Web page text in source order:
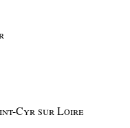
Cyr sur Loire